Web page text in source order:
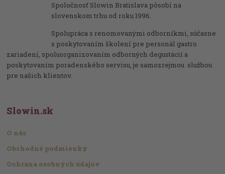
Spoločnosť Slowin Bratislava pôsobí na
slovenskom trhu od roku 1996.
Spolupráca s renomovanými odborníkmi, súčasne
s poskytovaním školení pre personál gastro
zariadení, spoluorganizovaním odborných degustácií a
poskytovaním poradenského servisu, je samozrejmou službou
pre našich klientov.
Slowin.sk
O nás
Obchodné podmienky
Ochrana osobných údajov